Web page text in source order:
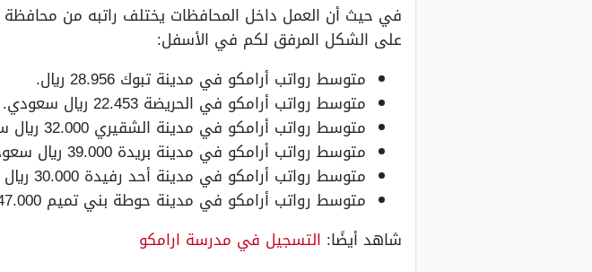
في حيث أن العمل داخل المحافظات يختلف راتبه من
على الشكل المرفق لكم في الأسفل:
متوسط رواتب أرامكو في مدينة تبوك 28.956 ريال.
متوسط رواتب أرامكو في الحريضة 22.453 ريال سعودي.
متوسط رواتب أرامكو في مدينة الشقيري 32.000 ريال سعودي.
متوسط رواتب أرامكو في مدينة بريدة 39.000 ريال سعودي.
متوسط رواتب أرامكو في مدينة أحد رفيدة 30.000 ريال سعودي.
متوسط رواتب أرامكو في مدينة حوطة بني تميم 47.000 ريال سعودي.
شاهد أيضًا: التسجيل في مدرسة ارامكو